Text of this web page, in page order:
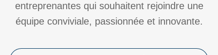
entreprenantes qui souhaitent rejoindre une
équipe conviviale, passionnée et innovante.